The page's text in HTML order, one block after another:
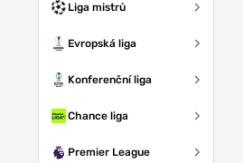
Liga mistrů
Evropská liga
Konferenční liga
Chance liga
Premier League